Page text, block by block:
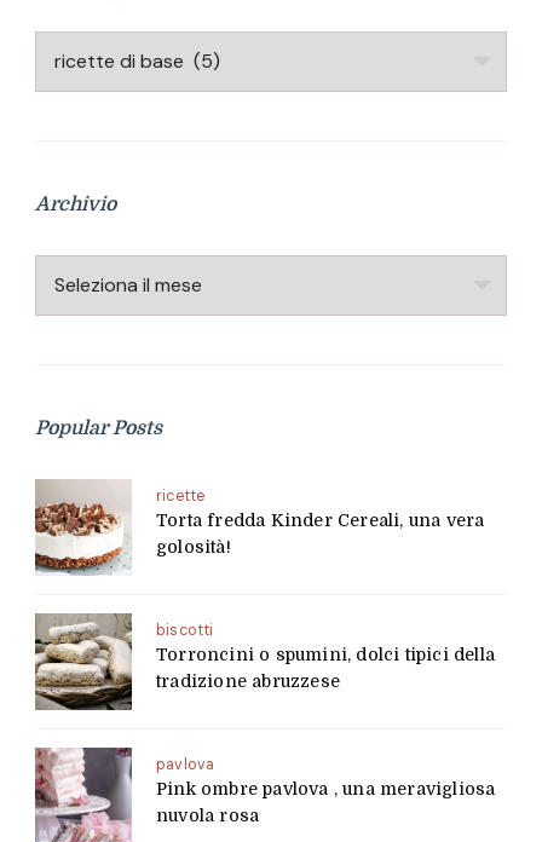
Categorie
Archivio
Archivio
Popular Posts
ricette
Torta fredda Kinder Cereali, una vera
golosità!
biscotti
Torroncini o spumini, dolci tipici della
tradizione abruzzese
pavlova
Pink ombre pavlova , una meravigliosa
nuvola rosa